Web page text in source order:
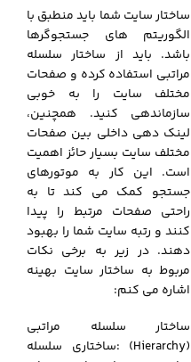
ساختار سایت شما باید منطبق با
الگوریتم های جستجوگرها
باشد. باید از ساختار سلسله
مراتبی استفاده کرده و صفحات
مختلف سایت را به خوبی
سازماندهی کنید. همچنین،
لینک دهی داخلی بین صفحات
مختلف سایت بسیار حائز اهمیت
است. این کار به موتورهای
جستجو کمک می کند تا به
راحتی صفحات مرتبط را پیدا
کنند و رتبه سایت شما را بهبود
دهند. در زیر به برخی نکات
مربوط به ساختار سایت بهینه
اشاره می کنم:
ساختار سلسله مراتبی
(Hierarchy) :ساختاری سلسله